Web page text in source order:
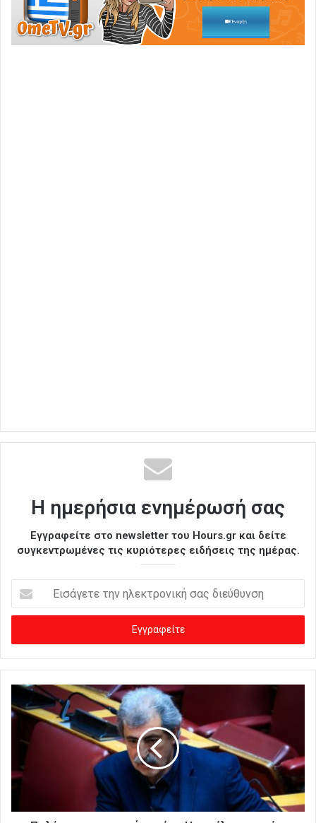
Η ημερήσια ενημέρωσή σας
Εγγραφείτε στο newsletter του Hours.gr και δείτε
συγκεντρωμένες τις κυριότερες ειδήσεις της ημέρας.
σ
γ
ε
τ
η
ε
τ